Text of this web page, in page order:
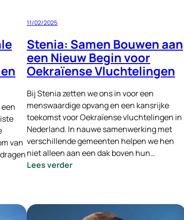
van
11/02/2025
Stenia: Samen Bouwen aan
een Nieuw Begin voor
Oekraïense Vluchtelingen
Bij Stenia zetten we ons in voor een
menswaardige opvang en een kansrijke
toekomst voor Oekraïense vluchtelingen in
Nederland. In nauwe samenwerking met
verschillende gemeenten helpen we hen
niet alleen aan een dak boven hun…
Lees verder: